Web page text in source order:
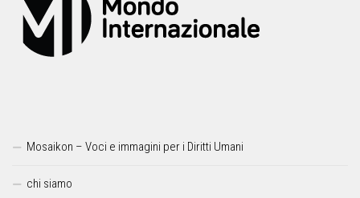
Mosaikon – Voci e immagini per i Diritti Umani
chi siamo